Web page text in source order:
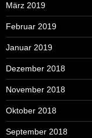
März 2019
Februar 2019
Januar 2019
Dezember 2018
November 2018
Oktober 2018
September 2018